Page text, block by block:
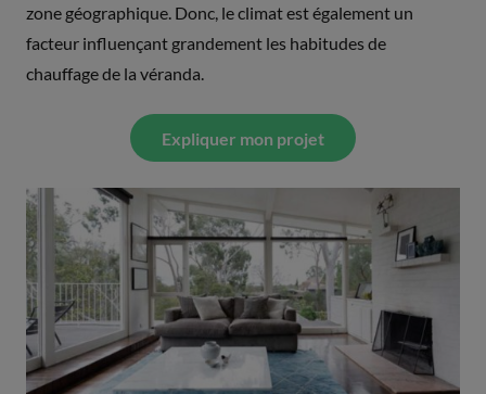
zone géographique. Donc, le climat est également un
facteur influençant grandement les habitudes de
chauffage de la véranda.
Expliquer mon projet